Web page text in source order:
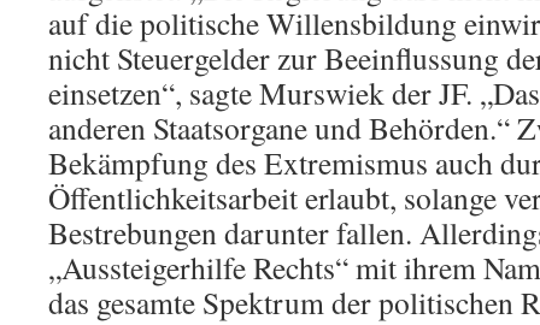
auf die politische Willensbildung
nicht Steuergelder zur Beeinflussung
einsetzen“, sagte Murswiek der JF.
anderen Staatsorgane und Behörden.“
Bekämpfung des Extremismus auch
Öffentlichkeitsarbeit erlaubt, solange
Bestrebungen darunter fallen.
„Aussteigerhilfe Rechts“ mit ihrem
das gesamte Spektrum der politischen